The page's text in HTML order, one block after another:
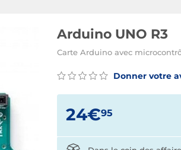
Arduino UNO R3
Carte Arduino avec
Donner votre
24€95